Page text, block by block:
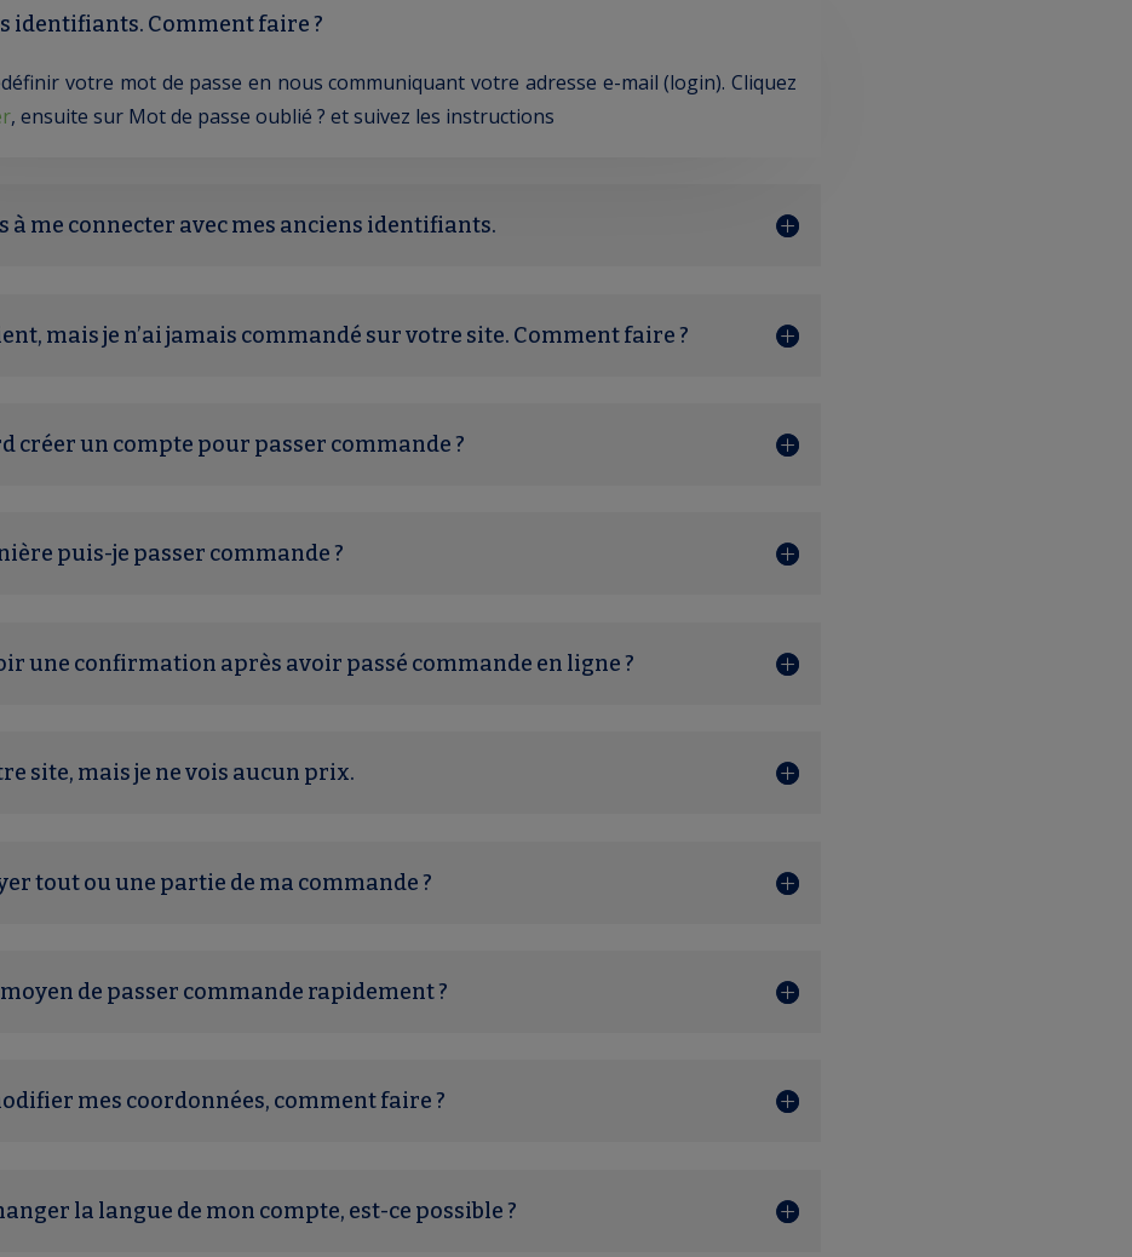
identifiants. Comment faire ?
votre mot de passe en nous communiquant votre adresse e-mail (login). Cliquez
, ensuite sur Mot de passe oublié ? et suivez les instructions
à me connecter avec mes anciens identifiants.
mais je n’ai jamais commandé sur votre site. Comment faire ?
créer un compte pour passer commande ?
puis-je passer commande ?
une confirmation après avoir passé commande en ligne ?
site, mais je ne vois aucun prix.
tout ou une partie de ma commande ?
de passer commande rapidement ?
mes coordonnées, comment faire ?
la langue de mon compte, est-ce possible ?